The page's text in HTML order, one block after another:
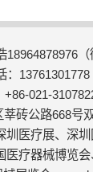
18964878976（
：13761301778
+86-021-
砖公路668号
医疗展、深圳
医疗器械博览